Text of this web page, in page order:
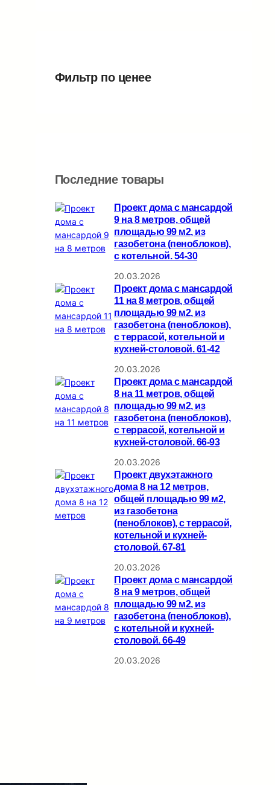
Фильтр по ценеe
Последние товары
Проект дома с мансардой
9 на 8 метров, общей
площадью 99 м2, из
газобетона (пеноблоков),
c котельной. 54-30
20.03.2026
Проект дома с мансардой
11 на 8 метров, общей
площадью 99 м2, из
газобетона (пеноблоков),
c террасой, котельной и
кухней-столовой. 61-42
20.03.2026
Проект дома с мансардой
8 на 11 метров, общей
площадью 99 м2, из
газобетона (пеноблоков),
c террасой, котельной и
кухней-столовой. 66-93
20.03.2026
Проект двухэтажного
дома 8 на 12 метров,
общей площадью 99 м2,
из газобетона
(пеноблоков), c террасой,
котельной и кухней-
столовой. 67-81
20.03.2026
Проект дома с мансардой
8 на 9 метров, общей
площадью 99 м2, из
газобетона (пеноблоков),
c котельной и кухней-
столовой. 66-49
20.03.2026